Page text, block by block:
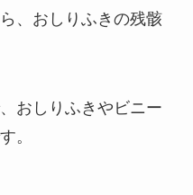
、おしりふきの残骸
おしりふきやビニー
。